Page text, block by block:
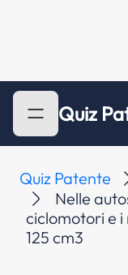
Quiz
Quiz Patente
Nelle
ciclomotori e
125 cm3